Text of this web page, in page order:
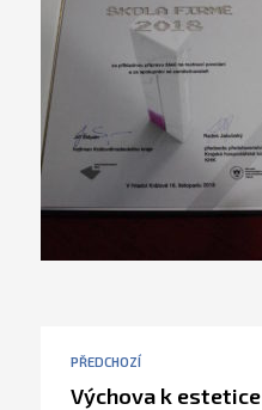
PŘEDCHOZÍ
Výchova k estetice